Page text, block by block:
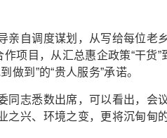
自调度谋划，从写给每位老乡
项目，从汇总惠企政策“干货”
到”的“贵人服务”承诺。
志悉数出席，可以看出，会
之兴、环境之变，更将沉甸甸